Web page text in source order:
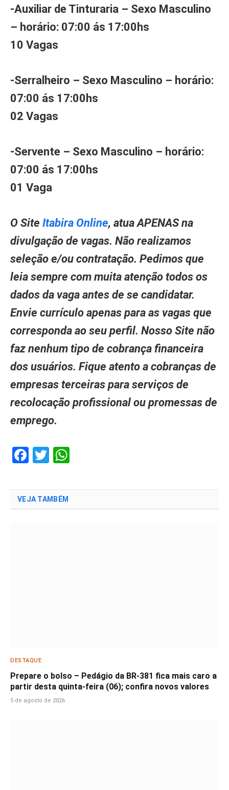
-Auxiliar de Tinturaria – Sexo Masculino
– horário: 07:00 ás 17:00hs
10 Vagas
-Serralheiro – Sexo Masculino – horário:
07:00 ás 17:00hs
02 Vagas
-Servente – Sexo Masculino – horário:
07:00 ás 17:00hs
01 Vaga
O Site Itabira Online, atua APENAS na
divulgação de vagas. Não realizamos
seleção e/ou contratação. Pedimos que
leia sempre com muita atenção todos os
dados da vaga antes de se candidatar.
Envie currículo apenas para as vagas que
corresponda ao seu perfil. Nosso Site não
faz nenhum tipo de cobrança financeira
dos usuários. Fique atento a cobranças de
empresas terceiras para serviços de
recolocação profissional ou promessas de
emprego.
Facebook
Twitter
VEJA TAMBÉM
DESTAQUE
Prepare o bolso – Pedágio da BR-381 fica mais caro a
partir desta quinta-feira (06); confira novos valores
5 de agosto de 2026